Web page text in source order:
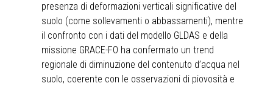
presenza di deformazioni verticali significative del
suolo (come sollevamenti o abbassamenti), mentre
il confronto con i dati del modello GLDAS e della
missione GRACE-FO ha confermato un trend
regionale di diminuzione del contenuto d’acqua nel
suolo, coerente con le osservazioni di piovosità e